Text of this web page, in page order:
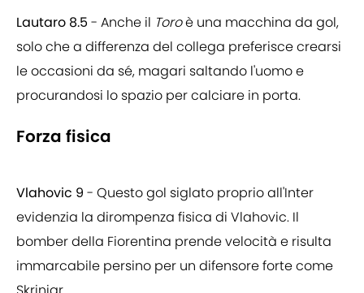
Lautaro 8.5 - Anche il Toroè una macchina da gol,
solo che a differenza del collega preferisce crearsi
le occasioni da sé, magari saltando l'uomo e
procurandosi lo spazio per calciare in porta.
Forza fisica
Vlahovic 9 - Questo gol siglato proprio all'Inter
evidenzia la dirompenza fisica di Vlahovic. Il
bomber della Fiorentina prende velocità e risulta
immarcabile persino per un difensore forte come